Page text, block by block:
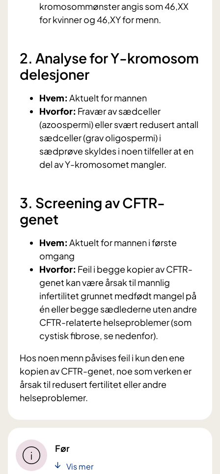
kromosommønster angis som 46,XX
for kvinner og 46,XY for menn.
2. Analyse for Y-kromosom
delesjoner
Hvem: Aktuelt for mannen
Hvorfor: Fravær av sædceller
(azoospermi) eller svært redusert antall
sædceller (grav oligospermi) i
sædprøve skyldes i noen tilfeller at en
del av Y-kromosomet mangler.
3. Screening av CFTR-
genet
Hvem: Aktuelt for mannen i første
omgang
Hvorfor: Feil i begge kopier av CFTR-
genet kan være årsak til mannlig
infertilitet grunnet medfødt mangel på
én eller begge sædlederne uten andre
CFTR-relaterte helseproblemer (som
cystisk fibrose, se nedenfor).
Hos noen menn påvises feil i kun den ene
kopien av CFTR-genet, noe som verken er
årsak til redusert fertilitet eller andre
helseproblemer.
Før
Vis mer